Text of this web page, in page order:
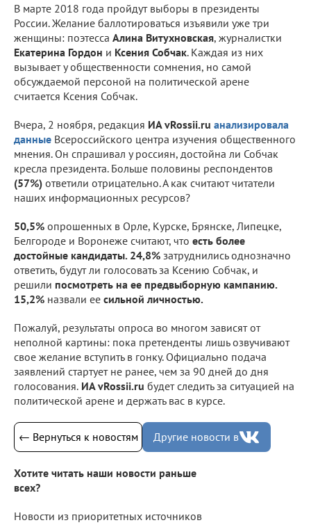
В марте 2018 года пройдут выборы в президенты
России. Желание баллотироваться изъявили уже три
женщины: поэтесса Алина Витухновская, журналистки
Екатерина Гордон и Ксения Собчак. Каждая из них
вызывает у общественности сомнения, но самой
обсуждаемой персоной на политической арене
считается Ксения Собчак.
Вчера, 2 ноября, редакция ИА vRossii.ru анализировала
данные Всероссийского центра изучения общественного
мнения. Он спрашивал у россиян, достойна ли Собчак
кресла президента. Больше половины респондентов
(57%) ответили отрицательно. А как считают читатели
наших информационных ресурсов?
50,5% опрошенных в Орле, Курске, Брянске, Липецке,
Белгороде и Воронеже считают, что есть более
достойные кандидаты. 24,8% затруднились однозначно
ответить, будут ли голосовать за Ксению Собчак, и
решили посмотреть на ее предвыборную кампанию.
15,2% назвали ее сильной личностью.
Пожалуй, результаты опроса во многом зависят от
неполной картины: пока претенденты лишь озвучивают
свое желание вступить в гонку. Официально подача
заявлений стартует не ранее, чем за 90 дней до дня
голосования. ИА vRossii.ru будет следить за ситуацией на
политической арене и держать вас в курсе.
← Вернуться к новостям Другие новости в
Хотите читать наши новости раньше
всех?
Новости из приоритетных источников